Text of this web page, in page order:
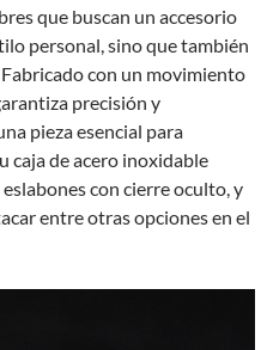
que buscan un accesorio
personal, sino que también
con un movimiento
precisión y
pieza esencial para
caja de acero inoxidable
con cierre oculto, y
entre otras opciones en el